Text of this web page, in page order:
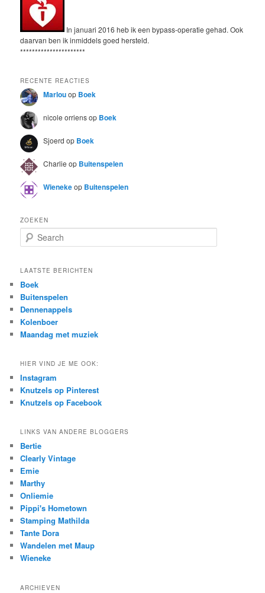
In januari 2016 heb ik een bypass-operatie gehad. Ook
daarvan ben ik inmiddels goed hersteld.
**********************
RECENTE REACTIES
Marlouop Boek
nicole orriensop Boek
Sjoerd op Boek
Charlie op Buitenspelen
Wienekeop Buitenspelen
ZOEKEN
e
r
h
LAATSTE BERICHTEN
Boek
Buitenspelen
Dennenappels
Kolenboer
Maandag met muziek
HIER VIND JE ME OOK:
Instagram
Knutzels op Pinterest
Knutzels op Facebook
LINKS VAN ANDERE BLOGGERS
Bertie
Clearly Vintage
Emie
Marthy
Onliemie
Pippi's Hometown
Stamping Mathilda
Tante Dora
Wandelen met Maup
Wieneke
ARCHIEVEN